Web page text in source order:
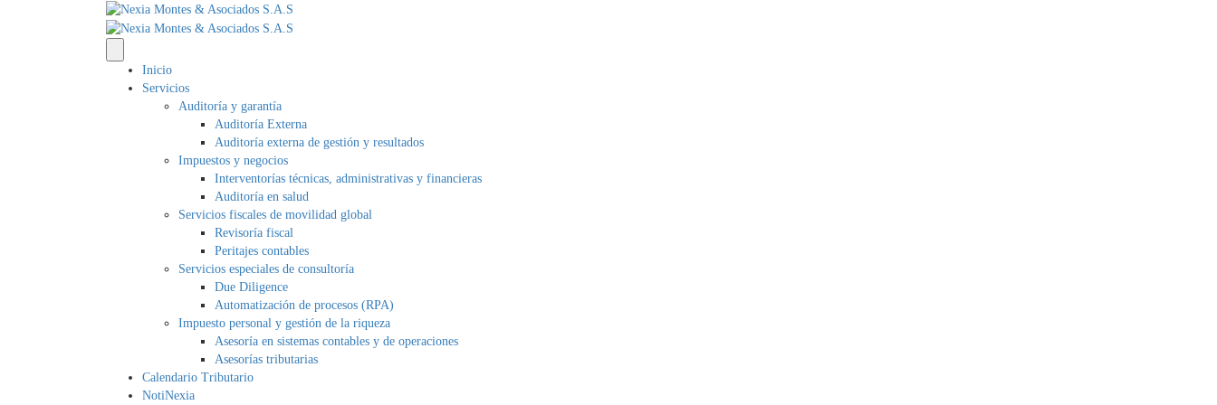
Inicio
Servicios
Auditoría y garantía
Auditoría Externa
Auditoría externa de gestión y resultados
Impuestos y negocios
Interventorías técnicas, administrativas y financieras
Auditoría en salud
Servicios fiscales de movilidad global
Revisoría fiscal
Peritajes contables
Servicios especiales de consultoría
Due Diligence
Automatización de procesos (RPA)
Impuesto personal y gestión de la riqueza
Asesoría en sistemas contables y de operaciones
Asesorías tributarias
Calendario Tributario
NotiNexia